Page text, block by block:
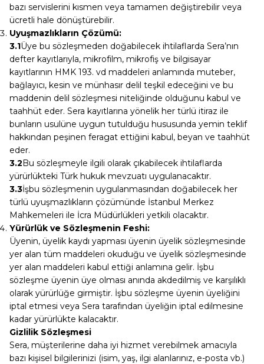
bazı servislerini kısmen veya tamamen değiştirebilir veya
ücretli hale dönüştürebilir.
Uyuşmazlıkların Çözümü:
3.1Üye bu sözleşmeden doğabilecek ihtilaflarda Sera’nın
defter kayıtlarıyla, mikrofilm, mikrofiş ve bilgisayar
kayıtlarının HMK 193. vd maddeleri anlamında muteber,
bağlayıcı, kesin ve münhasır delil teşkil edeceğini ve bu
maddenin delil sözleşmesi niteliğinde olduğunu kabul ve
taahhüt eder. Sera kayıtlarına yönelik her türlü itiraz ile
bunların usulüne uygun tutulduğu hususunda yemin teklif
hakkından peşinen feragat ettiğini kabul, beyan ve taahhüt
eder.
3.2Bu sözleşmeyle ilgili olarak çıkabilecek ihtilaflarda
yürürlükteki Türk hukuk mevzuatı uygulanacaktır.
3.3İşbu sözleşmenin uygulanmasından doğabilecek her
türlü uyuşmazlıkların çözümünde İstanbul Merkez
Mahkemeleri ile İcra Müdürlükleri yetkili olacaktır.
Yürürlük ve Sözleşmenin Feshi:
Üyenin, üyelik kaydı yapması üyenin üyelik sözleşmesinde
yer alan tüm maddeleri okuduğu ve üyelik sözleşmesinde
yer alan maddeleri kabul ettiği anlamına gelir. İşbu
sözleşme üyenin üye olması anında akdedilmiş ve karşılıklı
olarak yürürlüğe girmiştir. İşbu sözleşme üyenin üyeliğini
iptal etmesi veya Sera tarafından üyeliğin iptal edilmesine
kadar yürürlükte kalacaktır.
Gizlilik Sözleşmesi
Sera, müşterilerine daha iyi hizmet verebilmek amacıyla
bazı kişisel bilgilerinizi (isim, yaş, ilgi alanlarınız, e-posta vb.)